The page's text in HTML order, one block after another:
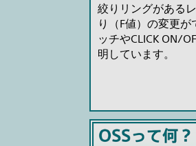
絞りリングがある
り（F値）の変更が
ッチやCLICK ON/
明しています。